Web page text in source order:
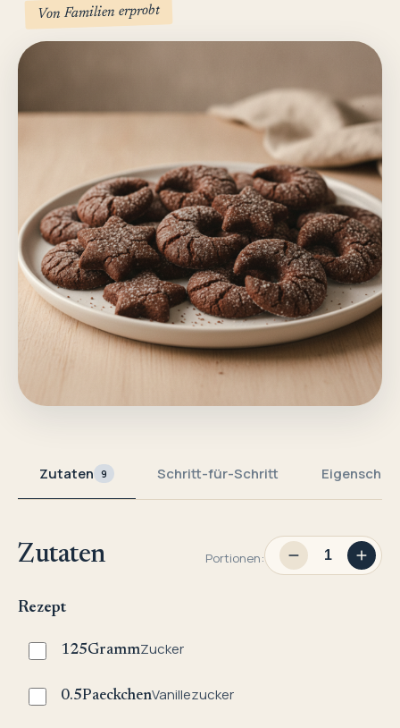
Von Familien erprobt
Zutaten 9 Schritt-für-Schritt
Zutaten Portionen:
Rezept
125GrammZucker
0.5PaeckchenVanillezucker